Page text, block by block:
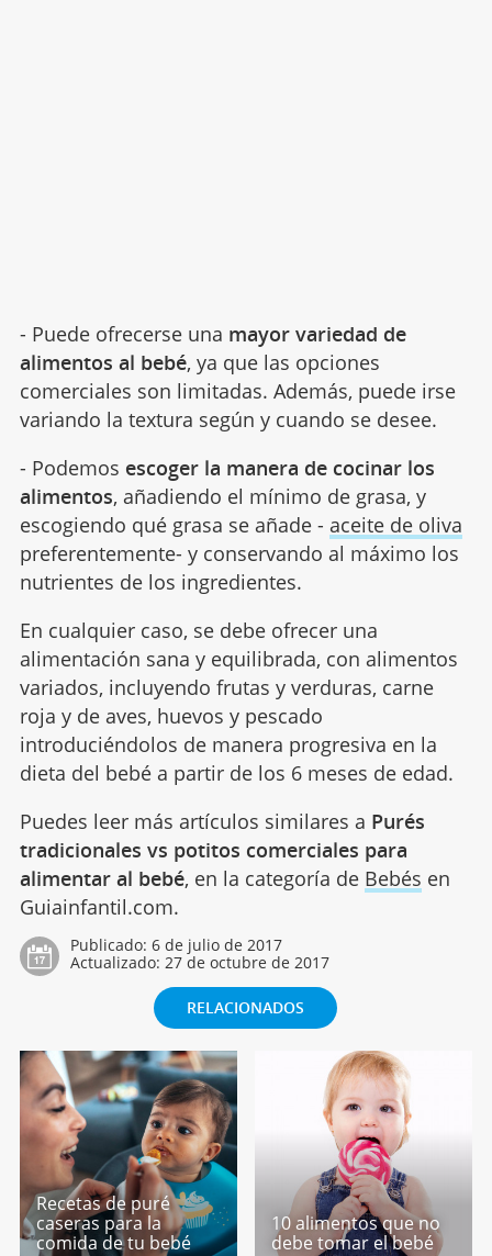
- Puede ofrecerse una mayor variedad de
alimentos al bebé, ya que las opciones
comerciales son limitadas. Además, puede irse
variando la textura según y cuando se desee.
- Podemos escoger la manera de cocinar los
alimentos, añadiendo el mínimo de grasa, y
escogiendo qué grasa se añade - aceite de oliva
preferentemente- y conservando al máximo los
nutrientes de los ingredientes.
En cualquier caso, se debe ofrecer una
alimentación sana y equilibrada, con alimentos
variados, incluyendo frutas y verduras, carne
roja y de aves, huevos y pescado
introduciéndolos de manera progresiva en la
dieta del bebé a partir de los 6 meses de edad.
Puedes leer más artículos similares a Purés
tradicionales vs potitos comerciales para
alimentar al bebé, en la categoría de Bebés en
Guiainfantil.com.
Publicado: 6 de julio de 2017
Actualizado: 27 de octubre de 2017
RELACIONADOS
Recetas de puré
caseras para la
comida de tu bebé
10 alimentos que no
debe tomar el bebé